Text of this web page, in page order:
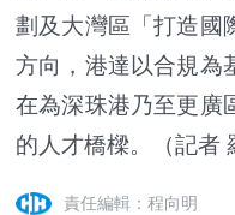
劃及大灣區「打造國
方向，港達以合規為
在為深珠港乃至更廣
的人才橋樑。（記者
責任編輯：程向明